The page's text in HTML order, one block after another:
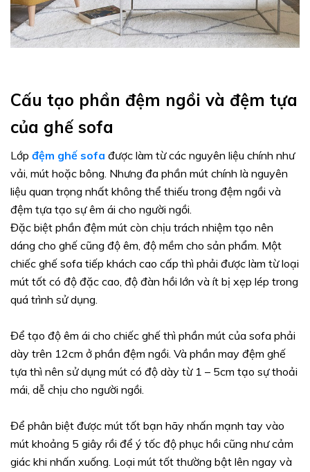
Cấu tạo phần đệm ngồi và đệm tựa
của ghế sofa
Lớp đệm ghế sofa được làm từ các nguyên liệu chính như
vải, mút hoặc bông. Nhưng đa phần mút chính là nguyên
liệu quan trọng nhất không thể thiếu trong đệm ngồi và
đệm tựa tạo sự êm ái cho người ngồi.
Đặc biệt phần đệm mút còn chịu trách nhiệm tạo nên
dáng cho ghế cũng độ êm, độ mềm cho sản phẩm. Một
chiếc ghế sofa tiếp khách cao cấp thì phải được làm từ loại
mút tốt có độ đặc cao, độ đàn hồi lớn và ít bị xẹp lép trong
quá trình sử dụng.
Để tạo độ êm ái cho chiếc ghế thì phần mút của sofa phải
dày trên 12cm ở phần đệm ngồi. Và phần may đệm ghế
tựa thì nên sử dụng mút có độ dày từ 1 – 5cm tạo sự thoải
mái, dễ chịu cho người ngồi.
Để phân biệt được mút tốt bạn hãy nhấn mạnh tay vào
mút khoảng 5 giây rồi để ý tốc độ phục hồi cũng như cảm
giác khi nhấn xuống. Loại mút tốt thường bật lên ngay và